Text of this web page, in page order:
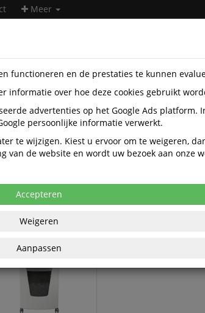
Meer
Papiervernietiger Automatisch
Automatisch
Prijs aflopend
Leitz IQ
snippers 4x28mm
functioneren en de prestaties te kunnen
informatie over hoe deze cookies gebruikt
advertenties op het Google Ads platform.
persoonlijke informatie verwerkt.
te wijzigen. Kiest u ervoor om te weigeren,
van de website en wordt uw bezoek aan onze
Accepteren
Weigeren
Aanpassen